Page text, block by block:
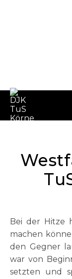
Bei der Hitze hätte man sich das Leben leichter
machen
den Gegner
war von
setzten und